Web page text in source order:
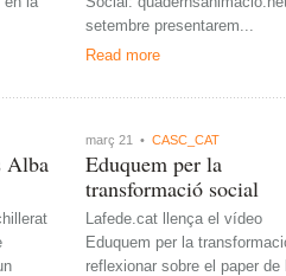
setembre presentarem...
Read more
Alba
març 21 • CASC_CAT
Eduquem per la
transformació social
Lafede.cat llença el vídeo
Eduquem per la
reflexionar sobre el paper de